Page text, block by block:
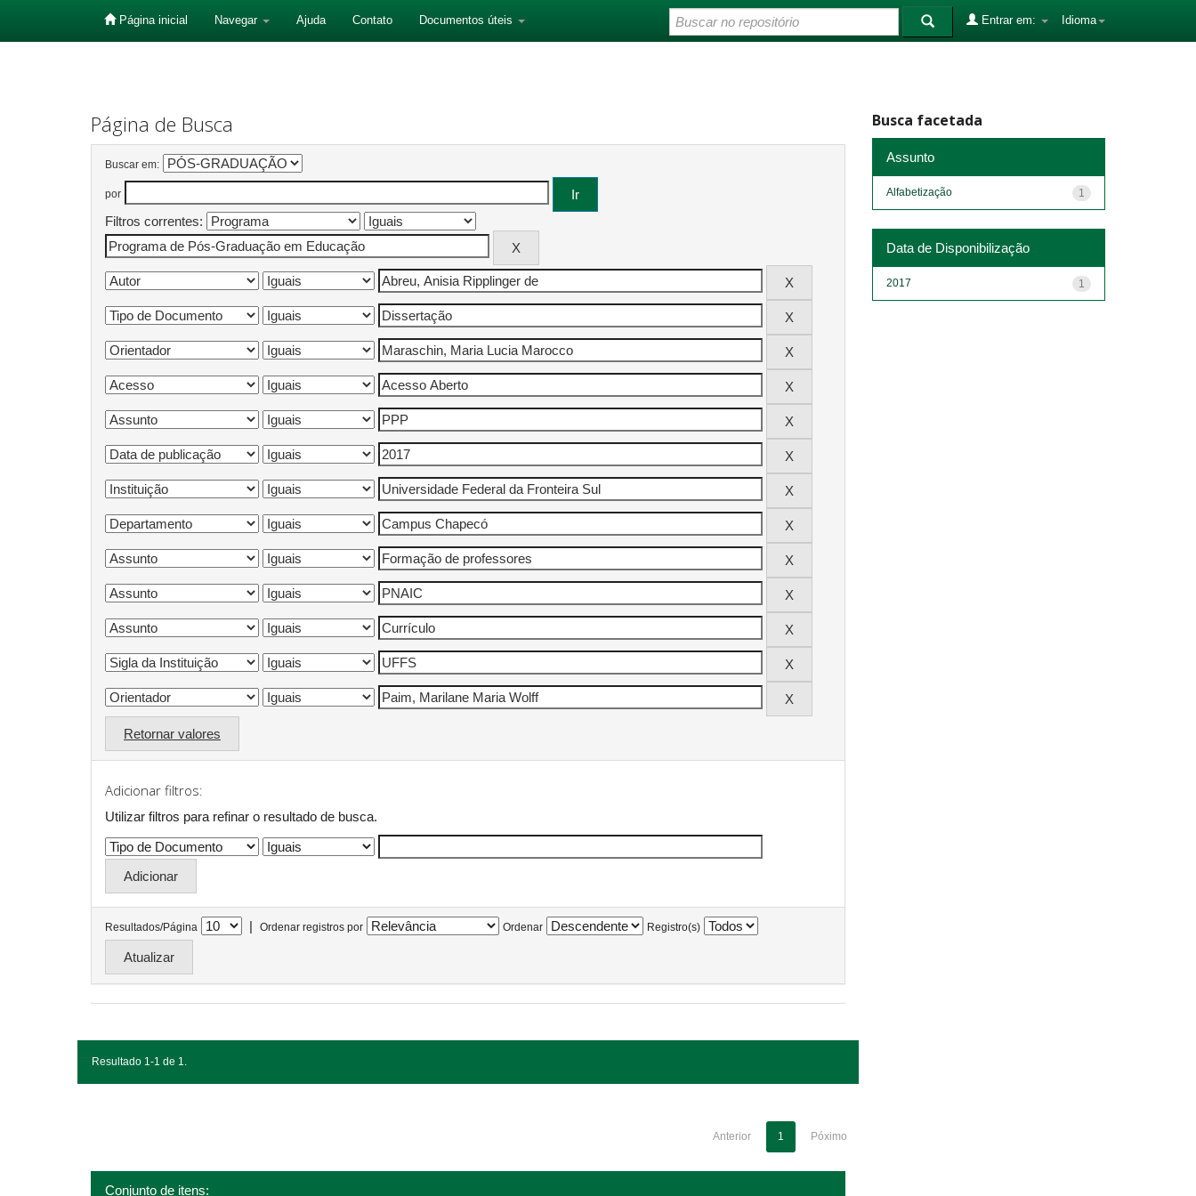
Página inicial Navegar Ajuda Contato Documentos úteis Idioma
Entrar em:
Página de Busca
Buscar em:
por
Filtros correntes:
Retornar valores
Adicionar filtros:
Utilizar filtros para refinar o resultado de busca.
Resultados/Página | Ordenar registros por Ordenar Registro(s)
Resultado 1-1 de 1.
Anterior 1 Póximo
Conjunto de itens:
Busca facetada
Assunto
1
Alfabetização
Data de Disponibilização
1
2017